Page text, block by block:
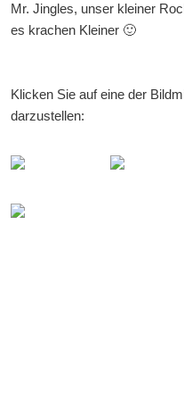
Mr. Jingles, unser kleiner
es krachen Kleiner 🙂
Klicken Sie auf eine der
darzustellen: